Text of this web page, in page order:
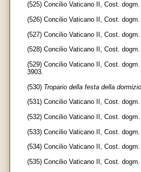
(525) Concilio Vaticano II, Cost. dogm.
(526) Concilio Vaticano II, Cost. dogm.
(527) Concilio Vaticano II, Cost. dogm.
(528) Concilio Vaticano II, Cost. dogm.
(529) Concilio Vaticano II, Cost. dogm.
3903.
(530) Tropario della festa della
(531) Concilio Vaticano II, Cost. dogm.
(532) Concilio Vaticano II, Cost. dogm.
(533) Concilio Vaticano II, Cost. dogm.
(534) Concilio Vaticano II, Cost. dogm.
(535) Concilio Vaticano II, Cost. dogm.